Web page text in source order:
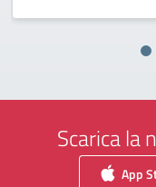
Scarica la
App